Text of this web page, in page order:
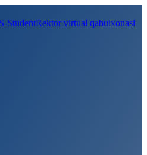
StudentRektor virtual qabulxonasi